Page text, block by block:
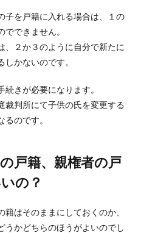
子を戸籍に入れる場合は、１の
できません。
、２か３のように自分で新たに
かないのです。
きが必要になります。
裁判所にて子供の氏を変更する
のです。
戸籍、親権者の戸
の？
はそのままにしておくのか、
うかどちらのほうがよいのでし